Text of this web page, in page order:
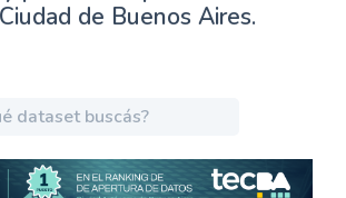
de Buenos Aires.